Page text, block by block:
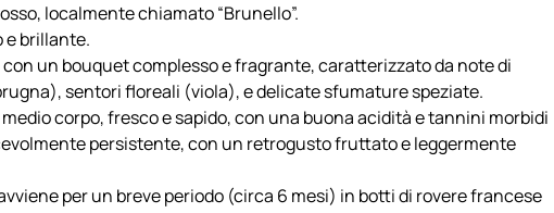
localmente chiamato “Brunello”.
e brillante.
un bouquet complesso e fragrante, caratterizzato da note di
sentori floreali (viola), e delicate sfumature speziate.
corpo, fresco e sapido, con una buona acidità e tannini morbidi
persistente, con un retrogusto fruttato e leggermente
per un breve periodo (circa 6 mesi) in botti di rovere francese